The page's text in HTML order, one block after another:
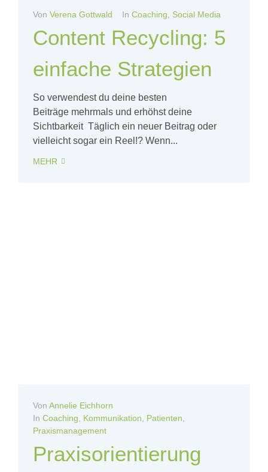
Von Verena Gottwald In Coaching Social Media
Content Recycling: 5
einfache Strategien
So verwendest du deine besten
Beiträge mehrmals und erhöhst deine
Sichtbarkeit Täglich ein neuer Beitrag oder
vielleicht sogar ein Reel!? Wenn...
MEHR
Von Annelie Eichhorn
In Coaching Kommunikation Patienten
Praxismanagement
Praxisorientierung